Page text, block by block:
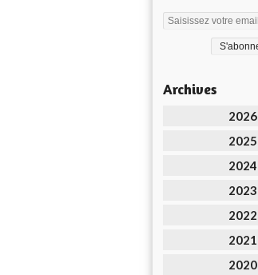
Archives
2026
2025
2024
2023
2022
2021
2020